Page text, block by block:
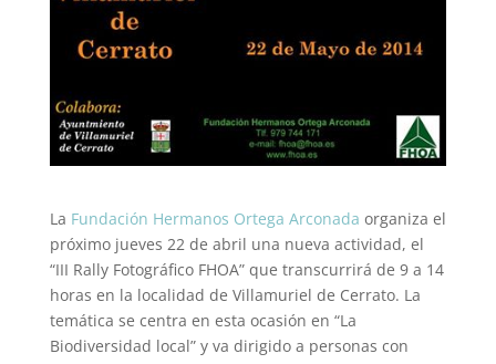
La Fundación Hermanos Ortega Arconada organiza el
próximo jueves 22 de abril una nueva actividad, el
“III Rally Fotográfico FHOA” que transcurrirá de 9 a 14
horas en la localidad de Villamuriel de Cerrato. La
temática se centra en esta ocasión en “La
Biodiversidad local” y va dirigido a personas con